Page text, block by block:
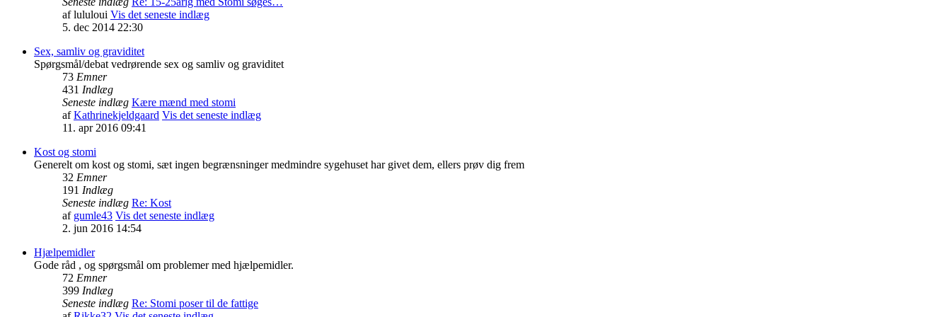
aflululoui Vis det seneste indlæg
5. dec 2014 22:30
Sex, samliv og graviditet
Spørgsmål/debat vedrørende sex og samliv og graviditet
73 Emner
431 Indlæg
Seneste indlæg Kære mænd med stomi
afKathrinekjeldgaard Vis det seneste indlæg
11. apr 2016 09:41
Kost og stomi
Generelt om kost og stomi, sæt ingen begrænsninger medmindre sygehuset har givet dem, ellers prøv dig frem
32 Emner
191 Indlæg
Seneste indlæg Re: Kost
af gumle43 Vis det seneste indlæg
2. jun 2016 14:54
Hjælpemidler
Gode råd , og spørgsmål om problemer med hjælpemidler.
72 Emner
399 Indlæg
Seneste indlæg Re: Stomi poser til de fattige